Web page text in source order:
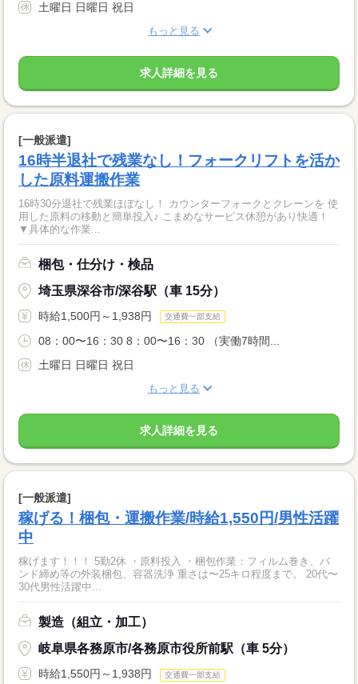
土曜日 日曜日 祝日
もっと見る
求人詳細を見る
[一般派遣]
16時半退社で残業なし！フォークリフトを活か
した原料運搬作業
16時30分退社で残業ほぼなし！ カウンターフォークとクレーンを 使
用した原料の移動と簡単投入♪ こまめなサービス休憩があり快適！
▼具体的な作業...
梱包・仕分け・検品
埼玉県深谷市/深谷駅（車 15分）
時給1,500円～1,938円 交通費一部支給
08：00〜16：30 8：00〜16：30 （実働7時間...
土曜日 日曜日 祝日
もっと見る
求人詳細を見る
[一般派遣]
稼げる！梱包・運搬作業/時給1,550円/男性活躍
中
稼げます！！！ 5勤2休 ・原料投入 ・梱包作業：フィルム巻き、バ
ンド締め等の外装梱包、容器洗浄 重さは〜25キロ程度まで。 20代〜
30代男性活躍中...
製造（組立・加工）
岐阜県各務原市/各務原市役所前駅（車 5分）
時給1,550円～1,938円 交通費一部支給